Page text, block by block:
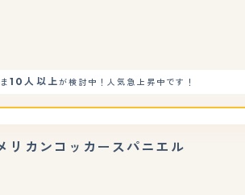
10人以上が検討中！人気急上昇中です！
リカンコッカースパニエル